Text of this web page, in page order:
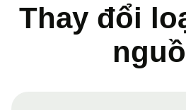
Thay đổi